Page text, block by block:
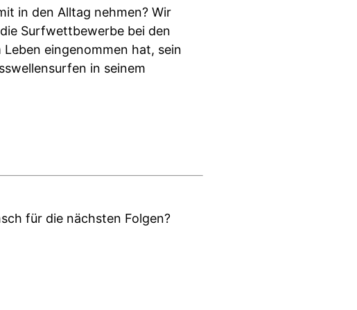
in den Alltag nehmen? Wir
Surfwettbewerbe bei den
eingenommen hat, sein
in seinem
für die nächsten Folgen?